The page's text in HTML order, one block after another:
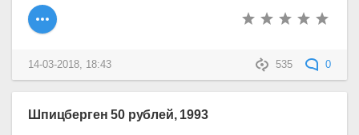
535 0
14-03-2018, 18:43
Шпицберген 50 рублей, 1993